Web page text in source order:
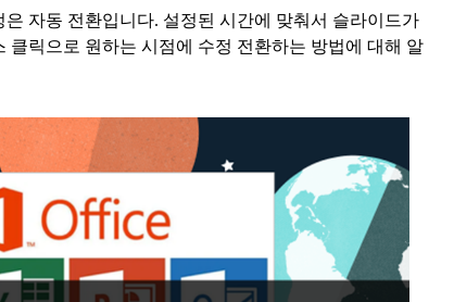
은 자동 전환입니다. 설정된 시간에 맞춰서 슬라이드가
클릭으로 원하는 시점에 수정 전환하는 방법에 대해 알